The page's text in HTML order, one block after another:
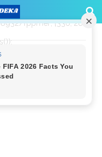
|| {cmd: []};
rppmer', [336, 280],